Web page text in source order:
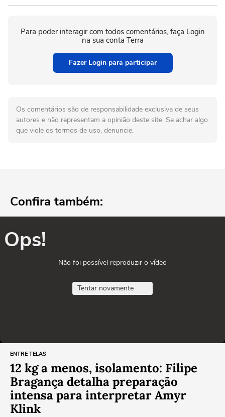
Para poder interagir com todos comentários, faça Login
na sua conta Terra
Fazer Login para participar
Os comentários são de responsabilidade exclusiva de seus
autores e não representam a opinião deste site. Se achar algo
que viole os termos de uso, denuncie.
Confira também:
Ops!
Não foi possível reproduzir o vídeo
Tentar novamente
ENTRE TELAS
12 kg a menos, isolamento: Filipe
Bragança detalha preparação
intensa para interpretar Amyr
Klink